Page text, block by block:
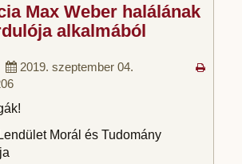
Max Weber halálának
alkalmából
2019. szeptember 04.
Morál és Tudomány